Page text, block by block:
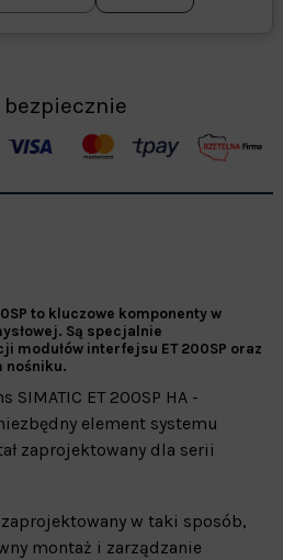
to kluczowe komponenty w
Są specjalnie
modułów interfejsu ET 200SP oraz
nośniku.
SIMATIC ET 200SP HA -
element systemu
zaprojektowany dla serii
w taki sposób,
montaż i zarządzanie